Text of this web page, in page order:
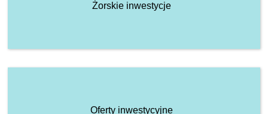
Żorskie inwestycje
Oferty inwestycyjne